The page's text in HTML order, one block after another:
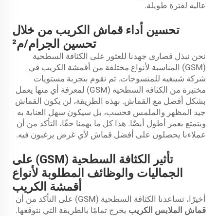
عالية لفترة طويلة.
تحسين أداء قماش الكريب من خلال
تحسين الجرام/م²
نحن نبذل قصارى جهدنا للعثور على الكثافة السطحية
(GSM) المناسبة لأنواع مختلفة من أقمشة الكريب في
شركة شينغيه للمنسوجات. ثم نقوم بتجربة مستويات
مختبرة من الكثافة السطحية (GSM) لمعرفة أي منها يعمل
بشكل أفضل مع القماش. بهذه الطريقة، لن يكون القماش
جيد المظهر والملمس فحسب، بل سيكون سهل العناية به
ويتمتع بعمر أطول أيضًا. هذا كل ما يهمنا حقًا، التأكد من أن
عملاءنا يحصلون على أفضل قماش لأي غرض يرغبون فيه.
تأثير الكثافة السطحية (GSM) على
الجماليات والوظائف المطلوبة لأنواع
أقمشة الكريب
أخيرًا، تساعدنا الكثافة السطحية (GSM) على التأكد من أن
قماش الملابس الكريب يخرج تمامًا بالطريقة التي نتوقعها.